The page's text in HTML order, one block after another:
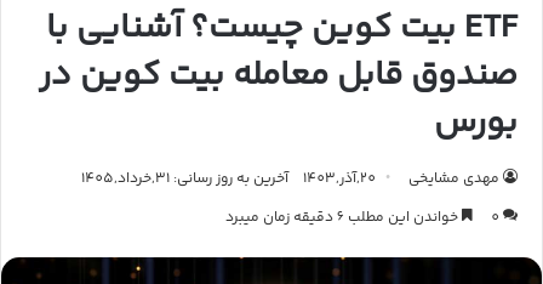
ETF بیت کوین چیست؟ آشنایی با
صندوق قابل معامله بیت کوین در
بورس
مهدی مشایخی 20,آذر,1403
آخرین به روز رسانی: 31,خرداد,1405
0
خواندن این مطلب 6 دقیقه زمان میبرد